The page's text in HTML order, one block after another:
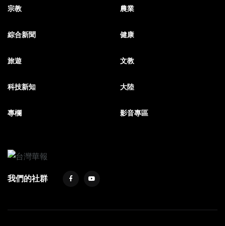
宗教 農業
綜合新聞 健康
旅遊 文教
科技新知 大陸
專欄 影音專區
我們的社群